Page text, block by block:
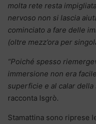
molta rete resta
nervoso non si lascia
cominciato a fare delle
(oltre mezz’ora per
“Poiché spesso
immersione non era
superficie e al calar
racconta Isgrò.
Stamattina sono riprese